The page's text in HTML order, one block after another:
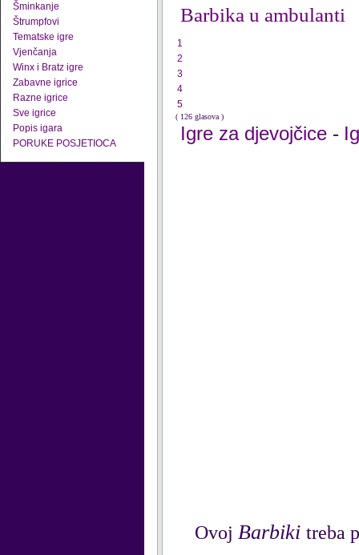
Šminkanje
Štrumpfovi
Tematske igre
Vjenčanja
Winx i Bratz igre
Zabavne igrice
Razne igrice
Sve igrice
Popis igara
PORUKE POSJETIOCA
Barbika u ambulanti
1
2
3
4
5
( 126 glasova )
Igre za djevojčice -
Ovoj Barbiki treba